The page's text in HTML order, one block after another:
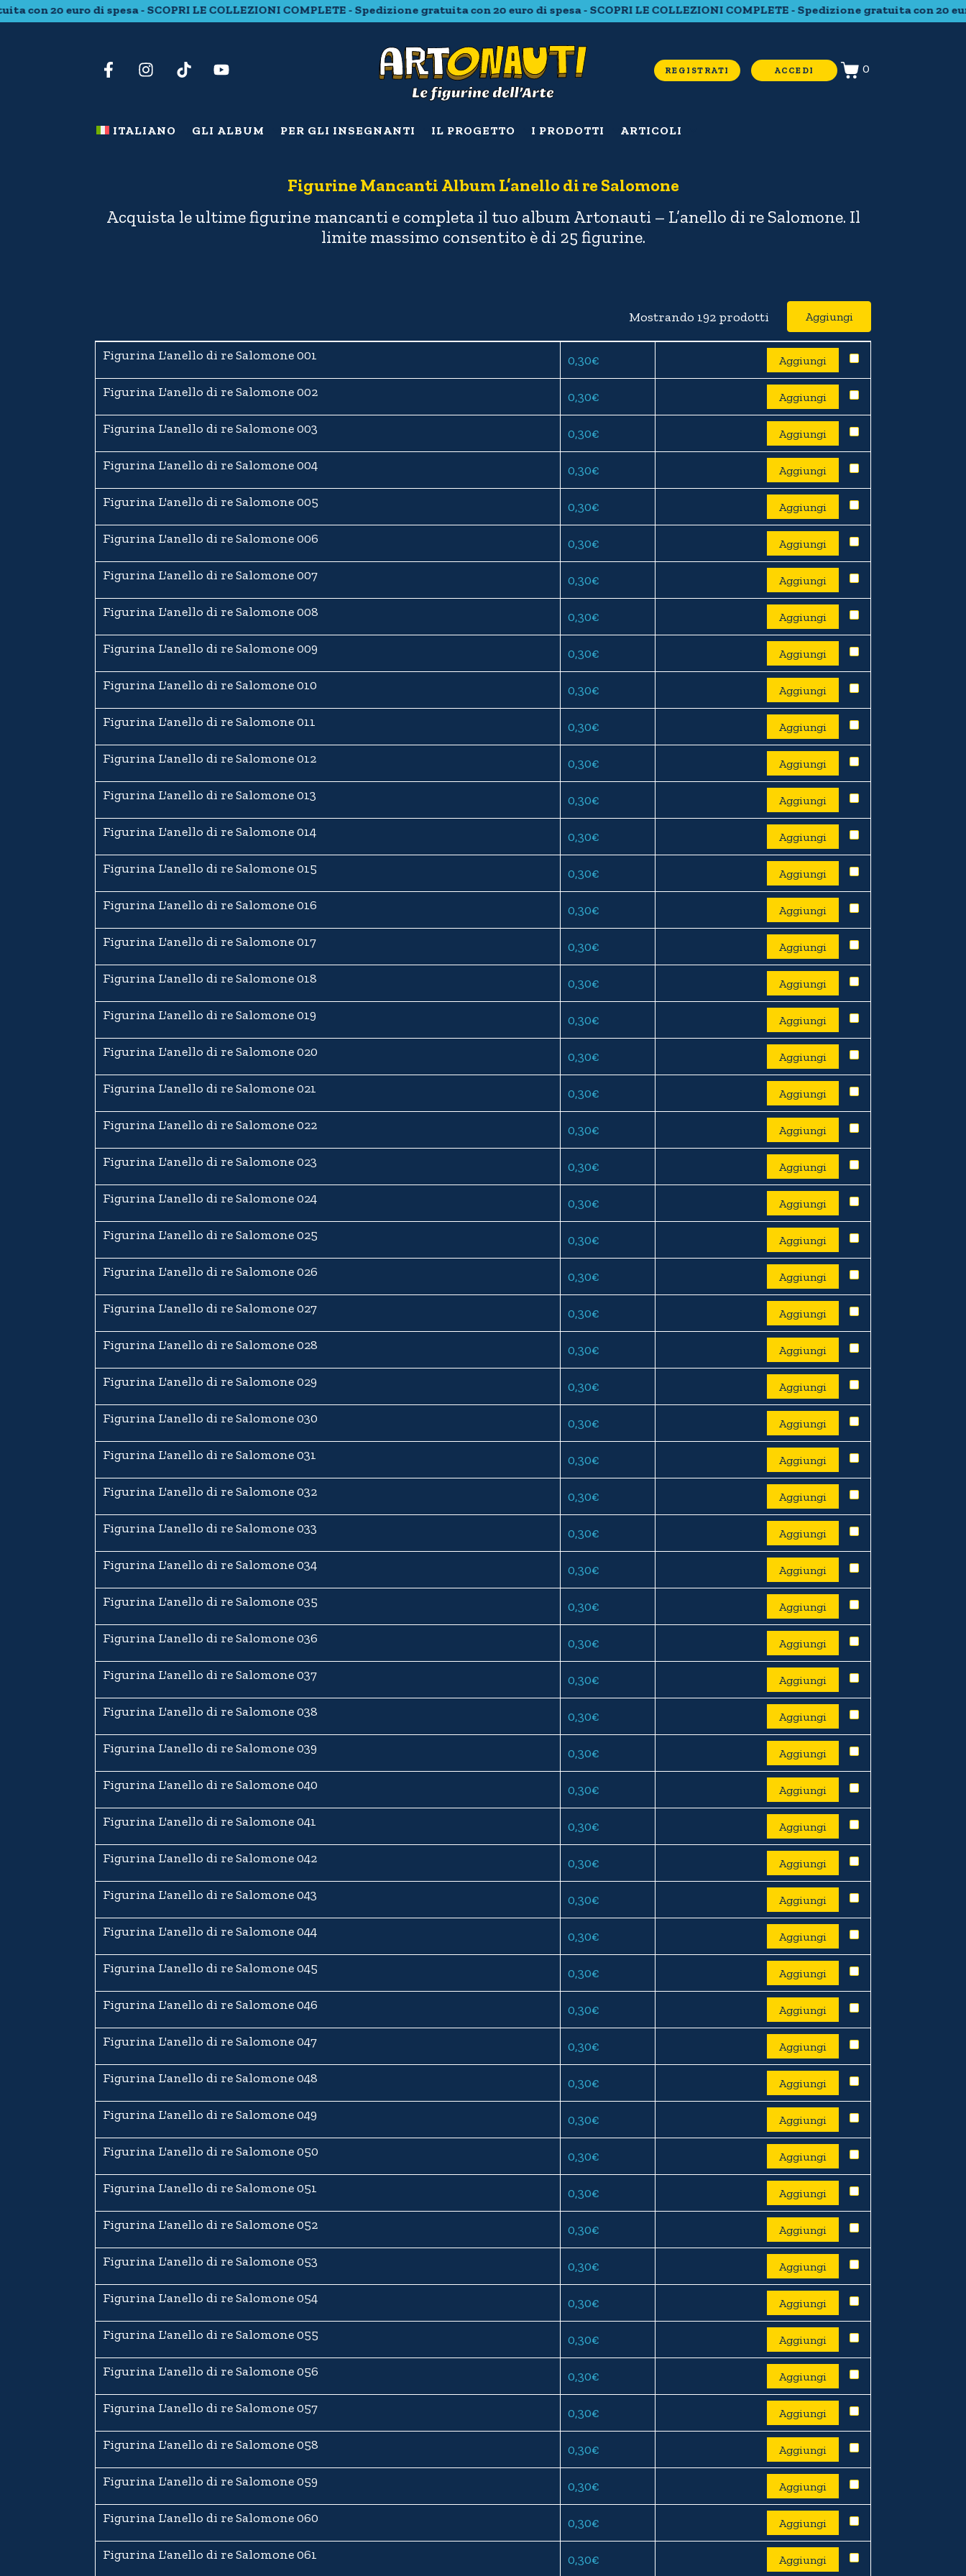
euro di spesa - SCOPRI LE COLLEZIONI COMPLETE - Spedizione gratuita con 20 euro di spesa - SCOPRI LE COLLEZIONI COMPLETE - Spedizione gratuita con 20 euro di
REGISTRATI ACCEDI 0
ITALIANO GLI ALBUM PER GLI INSEGNANTI IL PROGETTO I PRODOTTI ARTICOLI
Figurine Mancanti Album L’anello di re Salomone
Acquista le ultime figurine mancanti e completa il tuo album Artonauti – L’anello di re Salomone. Il
limite massimo consentito è di 25 figurine.
Mostrando 192 prodotti
Figurina L'anello di re Salomone 001 0,30€ Aggiungi
Figurina L'anello di re Salomone 002 0,30€ Aggiungi
Figurina L'anello di re Salomone 003 0,30€ Aggiungi
Figurina L'anello di re Salomone 004 0,30€ Aggiungi
Figurina L'anello di re Salomone 005 0,30€ Aggiungi
Figurina L'anello di re Salomone 006 0,30€ Aggiungi
Figurina L'anello di re Salomone 007 0,30€ Aggiungi
Figurina L'anello di re Salomone 008 0,30€ Aggiungi
Figurina L'anello di re Salomone 009 0,30€ Aggiungi
Figurina L'anello di re Salomone 010 0,30€ Aggiungi
Figurina L'anello di re Salomone 011 0,30€ Aggiungi
Figurina L'anello di re Salomone 012 0,30€ Aggiungi
Figurina L'anello di re Salomone 013 0,30€ Aggiungi
Figurina L'anello di re Salomone 014 0,30€ Aggiungi
Figurina L'anello di re Salomone 015 0,30€ Aggiungi
Figurina L'anello di re Salomone 016 0,30€ Aggiungi
Figurina L'anello di re Salomone 017 0,30€ Aggiungi
Figurina L'anello di re Salomone 018 0,30€ Aggiungi
Figurina L'anello di re Salomone 019 0,30€ Aggiungi
Figurina L'anello di re Salomone 020 0,30€ Aggiungi
Figurina L'anello di re Salomone 021 0,30€ Aggiungi
Figurina L'anello di re Salomone 022 0,30€ Aggiungi
Figurina L'anello di re Salomone 023 0,30€ Aggiungi
Figurina L'anello di re Salomone 024 0,30€ Aggiungi
Figurina L'anello di re Salomone 025 0,30€ Aggiungi
Figurina L'anello di re Salomone 026 0,30€ Aggiungi
Figurina L'anello di re Salomone 027 0,30€ Aggiungi
Figurina L'anello di re Salomone 028 0,30€ Aggiungi
Figurina L'anello di re Salomone 029 0,30€ Aggiungi
Figurina L'anello di re Salomone 030 0,30€ Aggiungi
Figurina L'anello di re Salomone 031 0,30€ Aggiungi
Figurina L'anello di re Salomone 032 0,30€ Aggiungi
Figurina L'anello di re Salomone 033 0,30€ Aggiungi
Figurina L'anello di re Salomone 034 0,30€ Aggiungi
Figurina L'anello di re Salomone 035 0,30€ Aggiungi
Figurina L'anello di re Salomone 036 0,30€ Aggiungi
Figurina L'anello di re Salomone 037 0,30€ Aggiungi
Figurina L'anello di re Salomone 038 0,30€ Aggiungi
Figurina L'anello di re Salomone 039 0,30€ Aggiungi
Figurina L'anello di re Salomone 040 0,30€ Aggiungi
Figurina L'anello di re Salomone 041 0,30€ Aggiungi
Figurina L'anello di re Salomone 042 0,30€ Aggiungi
Figurina L'anello di re Salomone 043 0,30€ Aggiungi
Figurina L'anello di re Salomone 044 0,30€ Aggiungi
Figurina L'anello di re Salomone 045 0,30€ Aggiungi
Figurina L'anello di re Salomone 046 0,30€ Aggiungi
Figurina L'anello di re Salomone 047 0,30€ Aggiungi
Figurina L'anello di re Salomone 048 0,30€ Aggiungi
Figurina L'anello di re Salomone 049 0,30€ Aggiungi
Figurina L'anello di re Salomone 050 0,30€ Aggiungi
Figurina L'anello di re Salomone 051 0,30€ Aggiungi
Figurina L'anello di re Salomone 052 0,30€ Aggiungi
Figurina L'anello di re Salomone 053 0,30€ Aggiungi
Figurina L'anello di re Salomone 054 0,30€ Aggiungi
Figurina L'anello di re Salomone 055 0,30€ Aggiungi
Figurina L'anello di re Salomone 056 0,30€ Aggiungi
Figurina L'anello di re Salomone 057 0,30€ Aggiungi
Figurina L'anello di re Salomone 058 0,30€ Aggiungi
Figurina L'anello di re Salomone 059 0,30€ Aggiungi
Figurina L'anello di re Salomone 060 0,30€ Aggiungi
Figurina L'anello di re Salomone 061 0,30€ Aggiungi